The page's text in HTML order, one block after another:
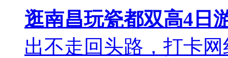
逛南昌玩瓷都双高4日
出不走回头路，打卡